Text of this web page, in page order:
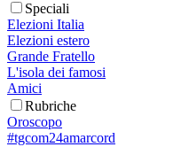
Speciali
Elezioni Italia
Elezioni estero
Grande Fratello
L'isola dei famosi
Amici
Rubriche
Oroscopo
#tgcom24amarcord